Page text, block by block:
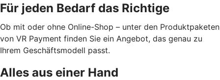
Für jeden Bedarf das Richtige
Ob mit oder ohne Online-Shop – unter den Produktpaketen
von VR Payment finden Sie ein Angebot, das genau zu
Ihrem Geschäftsmodell passt.
Alles aus einer Hand